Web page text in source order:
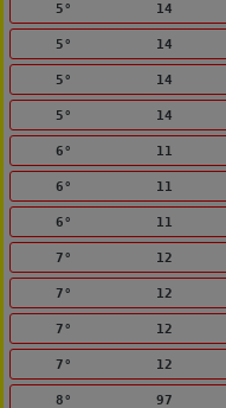
5° 14
5° 14
5° 14
5° 14
6° 11
6° 11
6° 11
7° 12
7° 12
7° 12
7° 12
8° 97